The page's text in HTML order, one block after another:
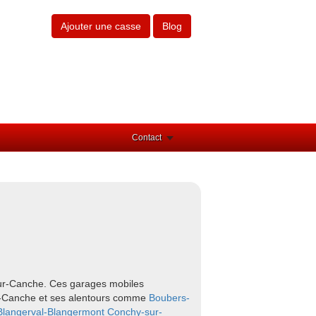
Ajouter une casse Blog
Contact
Canche. Ces garages mobiles
et ses alentours comme Boubers-
Blangermont Conchy-sur-